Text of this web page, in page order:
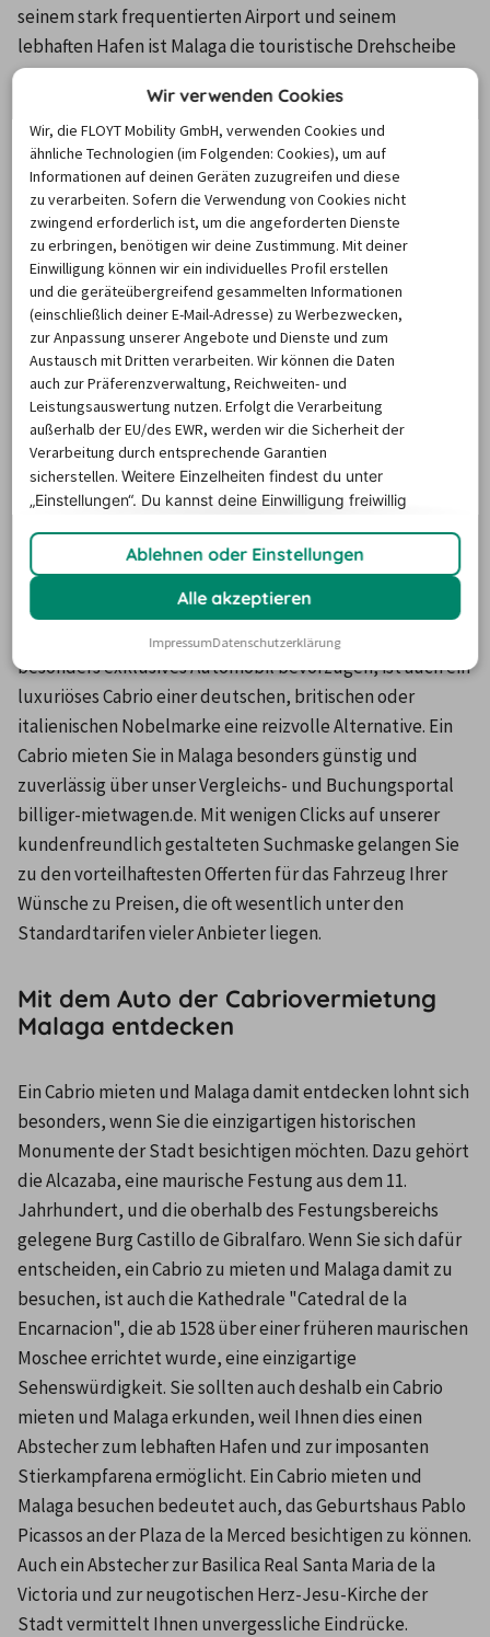
seinem stark frequentierten Airport und seinem
lebhaften Hafen ist Malaga die touristische Drehscheibe
an der Costa del Sol. Dank seiner zahlreichen historischen
Monumente aus der Maurenzeit und der Nähe zu den
wichtigsten Touristenorten der Region wie Marbella,
Estepona und Torremolinos spielt Malaga eine zentrale
Rolle als Anziehungspunkt für Urlauber aus zahlreichen
Ländern. Ein Cabrio mieten in Malaga daher viele Gäste,
die einerseits die architektonischen Highlights der Stadt
entdecken, andererseits aber aber die wunderbaren
Strände der Umgebung und die Naturschönheiten des
gebirgigen Hinterlandes kennenlernen möchten. Sie
sollten sich daher dafür entscheiden, ein Cabrio zu
mieten und in Malaga zu nutzen. So haben Sie die
einzigartige Chance, in Malaga und seiner Region das
besondere Fahrgefühl zu genießen, das Sie nur in einem
offenen Cabrio erleben können. Wenn Sie ein Cabrio
Ihnen ein umfangreiches Programm einzigartiger
Fahrzeuge zur Verfügung. Sie können sich für einen
wendigen Zweisitzer entscheiden, aber auch einen
familientauglichen Viersitzer buchen. Wenn Sie ein
besonders exklusives Automobil bevorzugen, ist auch ein
luxuriöses Cabrio einer deutschen, britischen oder
italienischen Nobelmarke eine reizvolle Alternative. Ein
Cabrio mieten Sie in Malaga besonders günstig und
zuverlässig über unser Vergleichs- und Buchungsportal
billiger-mietwagen.de. Mit wenigen Clicks auf unserer
kundenfreundlich gestalteten Suchmaske gelangen Sie
zu den vorteilhaftesten Offerten für das Fahrzeug Ihrer
Wünsche zu Preisen, die oft wesentlich unter den
Standardtarifen vieler Anbieter liegen.
Mit dem Auto der Cabriovermietung
Malaga entdecken
Ein Cabrio mieten und Malaga damit entdecken lohnt sich
besonders, wenn Sie die einzigartigen historischen
Monumente der Stadt besichtigen möchten. Dazu gehört
die Alcazaba, eine maurische Festung aus dem 11.
Jahrhundert, und die oberhalb des Festungsbereichs
gelegene Burg Castillo de Gibralfaro. Wenn Sie sich dafür
entscheiden, ein Cabrio zu mieten und Malaga damit zu
besuchen, ist auch die Kathedrale "Catedral de la
Encarnacion", die ab 1528 über einer früheren maurischen
Moschee errichtet wurde, eine einzigartige
Sehenswürdigkeit. Sie sollten auch deshalb ein Cabrio
mieten und Malaga erkunden, weil Ihnen dies einen
Abstecher zum lebhaften Hafen und zur imposanten
Stierkampfarena ermöglicht. Ein Cabrio mieten und
Malaga besuchen bedeutet auch, das Geburtshaus Pablo
Picassos an der Plaza de la Merced besichtigen zu können.
Auch ein Abstecher zur Basilica Real Santa Maria de la
Victoria und zur neugotischen Herz-Jesu-Kirche der
Stadt vermittelt Ihnen unvergessliche Eindrücke.
Wir verwenden Cookies
Wir, die FLOYT Mobility GmbH, verwenden Cookies und
ähnliche Technologien (im Folgenden: Cookies), um auf
Informationen auf deinen Geräten zuzugreifen und diese
zu verarbeiten. Sofern die Verwendung von Cookies nicht
zwingend erforderlich ist, um die angeforderten Dienste
zu erbringen, benötigen wir deine Zustimmung. Mit deiner
Einwilligung können wir ein individuelles Profil erstellen
und die geräteübergreifend gesammelten Informationen
(einschließlich deiner E-Mail-Adresse) zu Werbezwecken,
zur Anpassung unserer Angebote und Dienste und zum
Austausch mit Dritten verarbeiten. Wir können die Daten
auch zur Präferenzverwaltung, Reichweiten- und
Leistungsauswertung nutzen. Erfolgt die Verarbeitung
außerhalb der EU/des EWR, werden wir die Sicherheit der
Verarbeitung durch entsprechende Garantien
sicherstellen.Weitere Einzelheiten findest du unter
„Einstellungen“. Du kannst deine Einwilligung freiwillig
Ablehnen oder Einstellungen
Alle akzeptieren
ImpressumDatenschutzerklärung